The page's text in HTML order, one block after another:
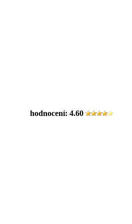
hodnocení: 4.60